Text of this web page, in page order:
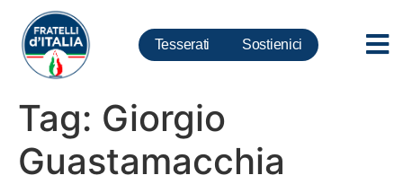
Tesserati Sostienici
Tag: Giorgio
Guastamacchia